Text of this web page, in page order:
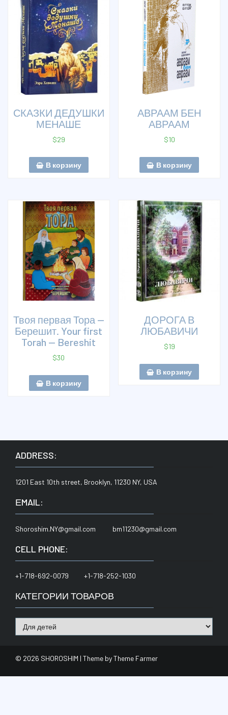
СКАЗКИ ДЕДУШКИ
МЕНАШЕ
$29
В корзину
АВРААМ БЕН
АВРААМ
$10
В корзину
Твоя первая Тора —
Берешит. Your first
Torah — Bereshit
$30
В корзину
ДОРОГА В
ЛЮБАВИЧИ
$19
В корзину
ADDRESS:
1201 East 10th street, Brooklyn, 11230 NY, USA
ЕMAIL:
Shoroshim.NY@gmail.com bm11230@gmail.com
CELL PHONE:
+1-718-692-0079 +1-718-252-1030
КАТЕГОРИИ ТОВАРОВ
© 2026 SHOROSHIM | Theme byTheme Farmer